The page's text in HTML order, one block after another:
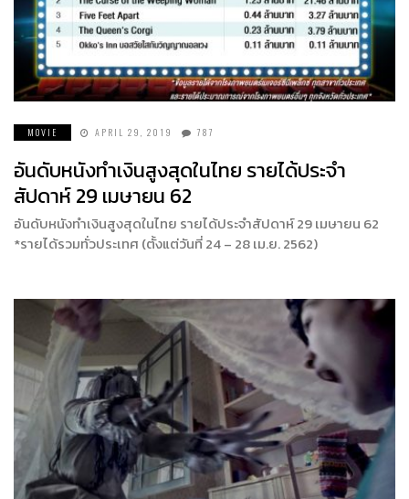
MOVIE APRIL 29, 2019 787
อันดับหนังทำเงินสูงสุดในไทย รายได้ประจำ
สัปดาห์ 29 เมษายน 62
อันดับหนังทำเงินสูงสุดในไทย รายได้ประจำสัปดาห์ 29 เมษายน 62
*รายได้รวมทั่วประเทศ (ตั้งแต่วันที่ 24 – 28 เม.ย. 2562)